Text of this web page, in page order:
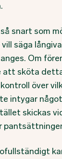
snart som
säga
Om
att sköta
över
intygar
skickas